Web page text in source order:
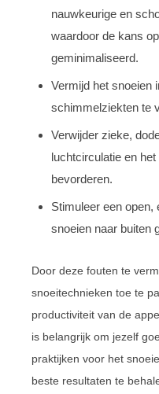
nauwkeurige en
waardoor de kans
geminimaliseerd.
Vermijd het snoeien
schimmelziekten te
Verwijder zieke,
luchtcirculatie en
bevorderen.
Stimuleer een open,
snoeien naar buiten
Door deze fouten te
snoeitechnieken toe te
productiviteit van de
is belangrijk om jezelf
praktijken voor het
beste resultaten te